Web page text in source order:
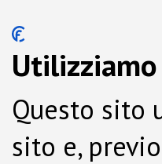
Questo sito
sito e,